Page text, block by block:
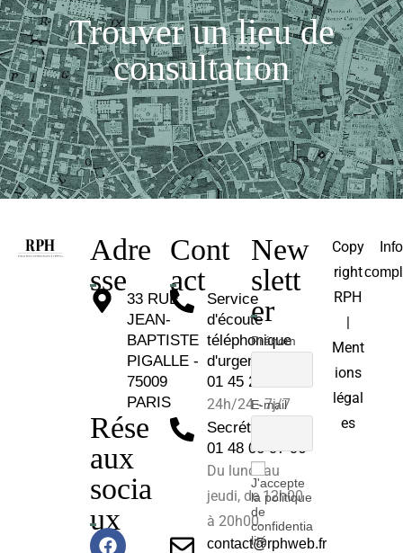
Trouver un lieu de
consultation
Adre
sse
33 RUE
JEAN-
BAPTISTE
PIGALLE -
75009
PARIS
Rése
aux
socia
ux
Cont
act
Service
d'écoute
téléphonique
d'urgence :
01 45 26 81 30
24h/24 - 7j/7
Secrétariat :
01 48 00 97 96
Du lundi au
jeudi, de 12h00
à 20h00.
contact@rphweb.fr
New
slett
er
Prénom
E-mail
J'accepte
la politique
de
confidentia
lité
Copy
right
RPH
Ment
ions
légal
es